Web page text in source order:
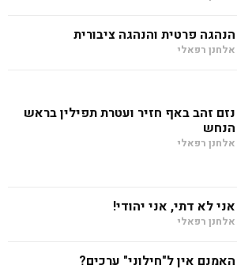
הנהגה פרטית והנהגה ציבורית
אלחנן רפאלי
נזם זהב באף חזיר ועטרת תפילין בראש
הנחש
אלחנן רפאלי
אני לא דתי, אני יהודי!
אלחנן רפאלי
האמנם אין ל"חילוני" ערכים?